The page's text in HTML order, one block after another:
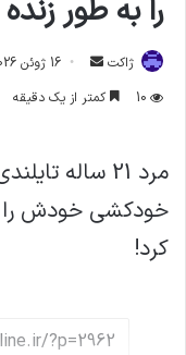
را به طور
ژاکت
ارسال
ایمیل
16 ژوئن 2026
10
کمتر از یک دقیقه
خودکشی خودش را
کرد!